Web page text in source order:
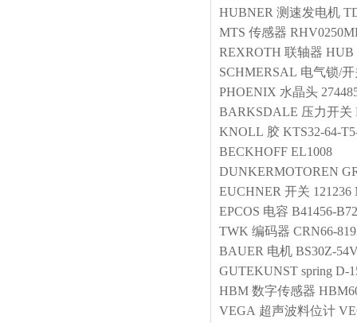
HUBNER 测速发电机
MTS 传感器
REXROTH 联轴器 HUB
SCHMERSAL 电气锁/
PHOENIX 水晶头
BARKSDALE 压力开关
KNOLL 胶 KTS32-64-
BECKHOFF EL1008
DUNKERMOTOREN
EUCHNER 开关
EPCOS 电容 B41456-
TWK 编码器 CRN66-
BAUER 电机 BS30Z-
GUTEKUNST spring D-
HBM 数字传感器
VEGA 超声波料位计